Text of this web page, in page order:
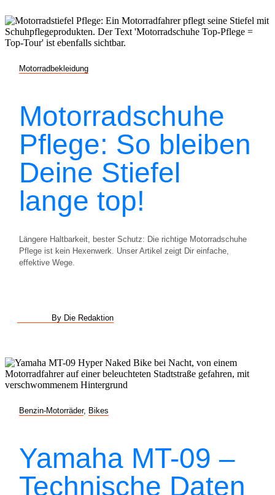
Motorradbekleidung
Motorradschuhe
Pflege: So bleiben
Deine Stiefel
lange top!
Längere Haltbarkeit, bester Schutz: Die richtige Motorradschuhe
Pflege ist kein Hexenwerk. Unser Artikel zeigt Dir einfache,
effektive Wege.
By Die Redaktion
Benzin-Motorräder, Bikes
Yamaha MT-09 –
Technische Daten